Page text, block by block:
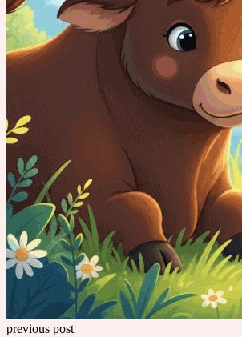
previous post